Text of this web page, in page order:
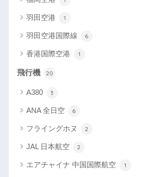
羽田空港 1
羽田空港国際線 6
香港国際空港 1
飛行機 20
A380 3
ANA 全日空 6
フライングホヌ 2
JAL 日本航空 2
エアチャイナ 中国国際航空 1